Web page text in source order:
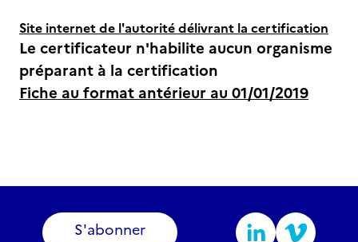
Site internet de l'autorité délivrant la certification
Le certificateur n'habilite aucun organisme
préparant à la certification
Fiche au format antérieur au 01/01/2019
S'abonner